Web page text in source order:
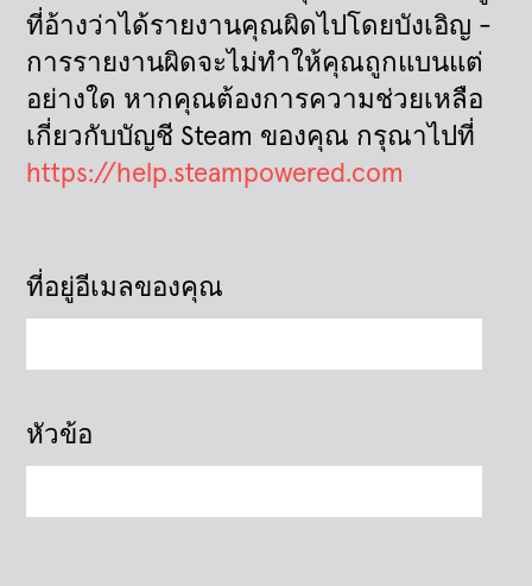
ที่อ้างว่าได้รายงานคุณผิดไปโดยบังเอิญ -
การรายงานผิดจะไม่ทำให้คุณถูกแบนแต่
อย่างใด หากคุณต้องการความช่วยเหลือ
เกี่ยวกับบัญชี Steam ของคุณ กรุณาไปที่
https://help.steampowered.com
ที่อยู่อีเมลของคุณ
หัวข้อ